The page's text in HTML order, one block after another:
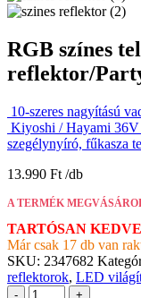
RGB színes
reflektor/
10-szeres nagyítású
Kiyoshi / Hayami 36V
szegélynyíró, fűkasza
13.990 Ft
A TERMÉK
TARTÓSAN
Már csak 17 db van
SKU: 2347682
reflektorok, LED
-
+